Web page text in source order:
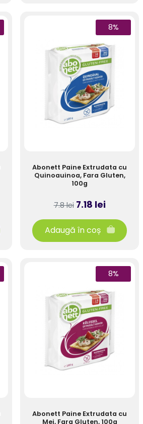
8%
Abonett Paine Extrudata cu
Quinoauinoa, Fara Gluten,
100g
7.8 lei7.18 lei
Adaugă în coș
8%
Abonett Paine Extrudata cu
Mei, Fara Gluten, 100g